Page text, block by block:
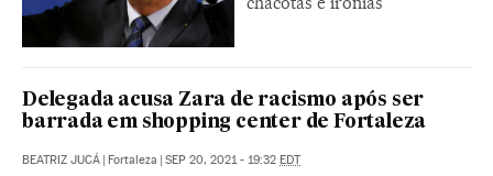
Delegada acusa Zara de racismo após ser
barrada em shopping center de Fortaleza
BEATRIZ JUCÁ Fortaleza SEP 20, 2021 - 19:32 EDT